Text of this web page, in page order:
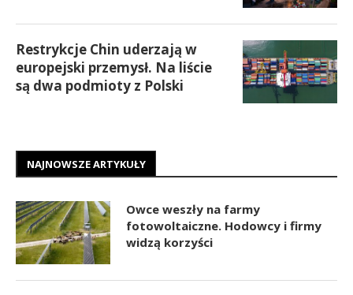
Restrykcje Chin uderzają w
europejski przemysł. Na liście
są dwa podmioty z Polski
NAJNOWSZE ARTYKUŁY
Owce weszły na farmy
fotowoltaiczne. Hodowcy i firmy
widzą korzyści